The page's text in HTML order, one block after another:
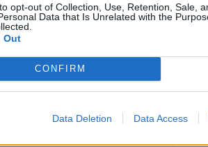
opt-out of Collection, Use, Retention, Sale,
Data that Is Unrelated with the
Out
CONFIRM
Data Deletion Data Access
został zwolniony, a jego status został
politycznego. Podkreśliła przy tym,
rozwojowy.
dotyczącym serii fałszywych alarmów.
do domu . Analiza systemów